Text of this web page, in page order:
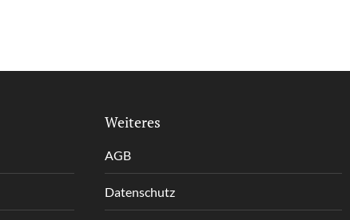
Weiteres
AGB
Datenschutz